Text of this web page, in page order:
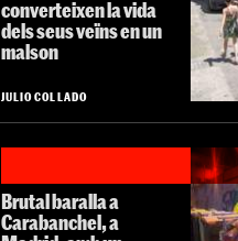
converteixen la vida
dels seus veïns en un
malson
JULIO COLLADO
Brutal baralla a
Carabanchel, a